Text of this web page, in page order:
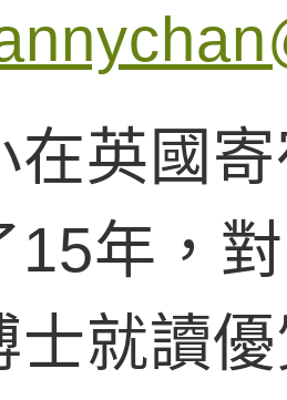
在英國
15年，
士就讀